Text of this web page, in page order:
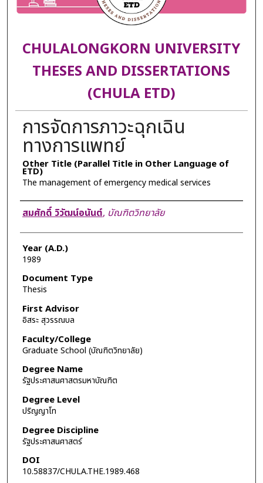
CHULALONGKORN UNIVERSITY
THESES AND DISSERTATIONS
(CHULA ETD)
การจัดการภาวะฉุกเฉิน
ทางการแพทย์
Other Title (Parallel Title in Other Language of
ETD)
The management of emergency medical services
Author
สมศักดิ์ วิวัฒน์อนันต์, บัณฑิตวิทยาลัย
Year (A.D.)
1989
Document Type
Thesis
First Advisor
อิสระ สุวรรณบล
Faculty/College
Graduate School (บัณฑิตวิทยาลัย)
Degree Name
รัฐประศาสนศาสตรมหาบัณฑิต
Degree Level
ปริญญาโท
Degree Discipline
รัฐประศาสนศาสตร์
DOI
10.58837/CHULA.THE.1989.468